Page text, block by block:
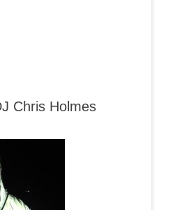
Chris Holmes